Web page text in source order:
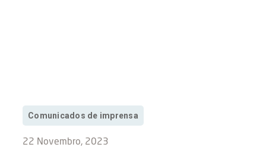
Comunicados de imprensa
22 Novembro, 2023